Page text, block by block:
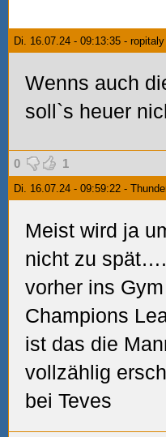
Di. 16.07.24 - 09:13:35 - ropitaly
Wenns auch
soll`s heuer
0 1
Di. 16.07.24 - 09:59:22 -
Meist wird ja
nicht zu
vorher ins
Champions
ist das die
vollzählig
bei Teves